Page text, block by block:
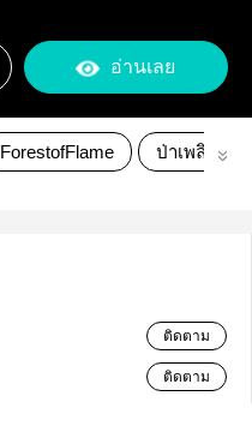
อ่านเลย
ForestofFlame ป่าเพลิง
ติดตาม
ติดตาม